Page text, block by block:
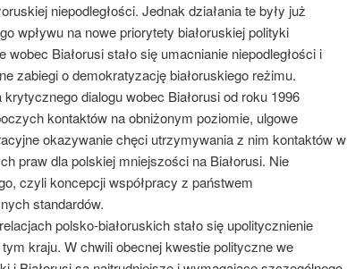
niepodległości. Jednak działania te były już
wpływu na nowe priorytety białoruskiej polityki
Białorusi stało się umacnianie niepodległości i
zabiegi o demokratyzację białoruskiego reżimu.
dialogu wobec Białorusi od roku 1996
kontaktów na obniżonym poziomie, ulgowe
okazywanie chęci utrzymywania z nim kontaktów w
praw dla polskiej mniejszości na Białorusi. Nie
czyli koncepcji współpracy z państwem
standardów.
polsko-białoruskich stało się upolitycznienie
kraju. W chwili obecnej kwestie polityczne we